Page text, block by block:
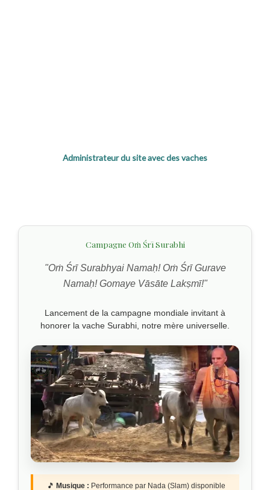
Administrateur du site avec des vaches
Campagne Oṁ Śrī Surabhi
"Oṁ Śrī Surabhyai Namaḥ! Oṁ Śrī Gurave
Namaḥ! Gomaye Vāsāte Lakṣmī!"
Lancement de la campagne mondiale invitant à
honorer la vache Surabhi, notre mère universelle.
🎵 Musique : Performance par Nada (Slam) disponible